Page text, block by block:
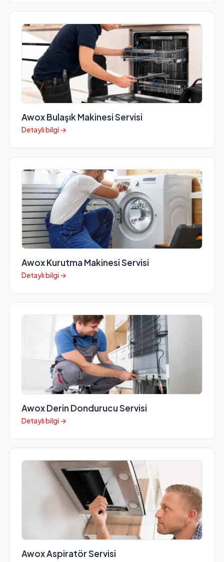
Awox Bulaşık Makinesi Servisi
Detaylı bilgi →
Awox Kurutma Makinesi Servisi
Detaylı bilgi →
Awox Derin Dondurucu Servisi
Detaylı bilgi →
Awox Aspiratör Servisi